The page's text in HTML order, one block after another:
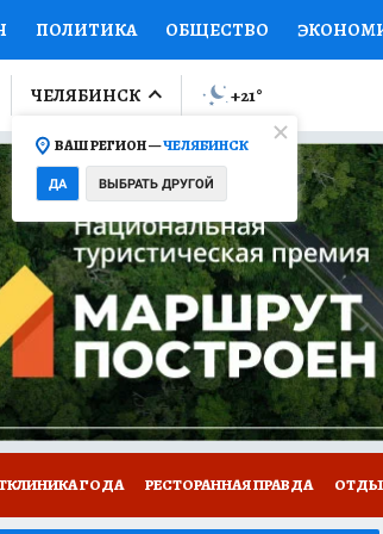
ПОЛИТИКА ОБЩЕСТВО
ПРОИСШЕСТВИЯ
ОТКРЫВАЕМ МИР Я ЗНАЮ СЕМЬЯ
ПРОМОКОДЫ СЕРИАЛЫ
КОЛЛЕКЦИИ КОНКУРСЫ
ЧЕЛЯБИНСК
ВАШ РЕГИОН —ЧЕЛЯБИНСК
ДА ВЫБРАТЬ ДРУГОЙ
+21°
ГОДА РЕСТОРАННАЯ ПРАВДА